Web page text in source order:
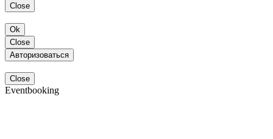
Close
Ok
Close
Авторизоваться
Close
Eventbooking